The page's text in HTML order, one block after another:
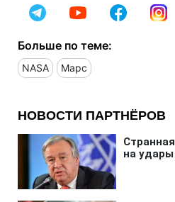
Больше по теме:
NASA Марс